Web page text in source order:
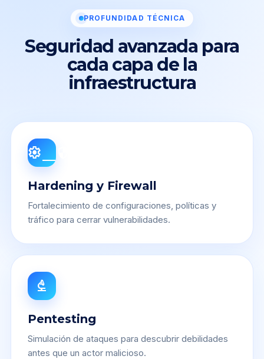
PROFUNDIDAD TÉCNICA
Seguridad avanzada para
cada capa de la
infraestructura
settings_security
Hardening y Firewall
Fortalecimiento de configuraciones, políticas y
tráfico para cerrar vulnerabilidades.
biotech
Pentesting
Simulación de ataques para descubrir debilidades
antes que un actor malicioso.